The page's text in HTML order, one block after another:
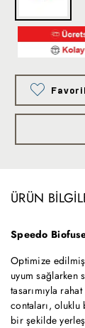
ÜRÜN
Speedo
Optimize
uyum sağlarken
tasarımıyla
contaları,
bir şekilde